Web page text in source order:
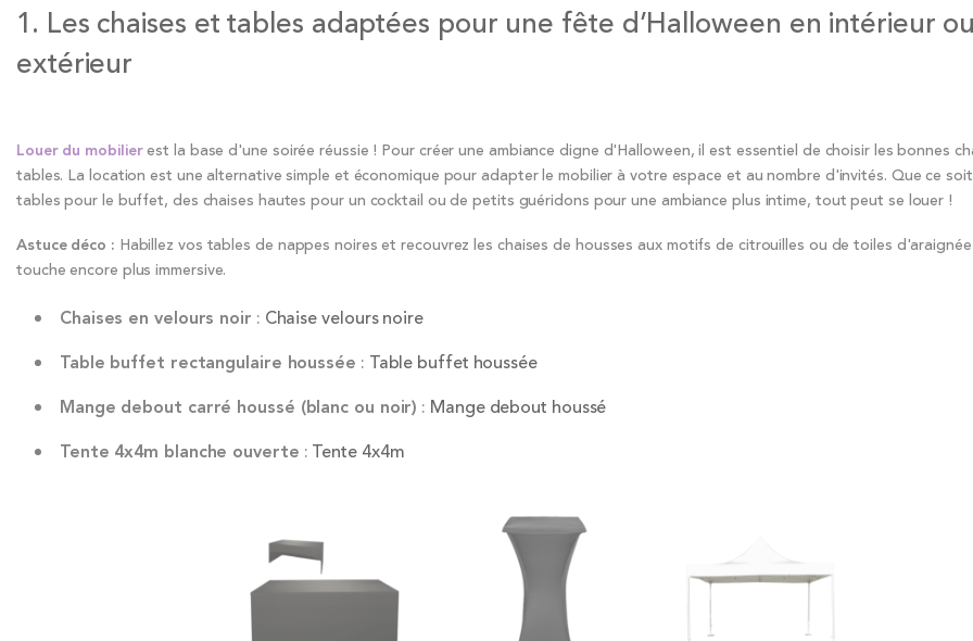
1. Les chaises et tables adaptées pour une fête d’Halloween en intérieur
extérieur
Louer du mobilierest la base d'une soirée réussie ! Pour créer une ambiance digne d'Halloween, il est essentiel de choisir les bonnes
tables. La location est une alternative simple et économique pour adapter le mobilier à votre espace et au nombre d'invités. Que ce
tables pour le buffet, des chaises hautes pour un cocktail ou de petits guéridons pour une ambiance plus intime, tout peut se louer !
Astuce déco : Habillez vos tables de nappes noires et recouvrez les chaises de housses aux motifs de citrouilles ou de toiles
touche encore plus immersive.
Chaises en velours noir : Chaise velours noire
Table buffet rectangulaire houssée : Table buffet houssée
Mange debout carré houssé (blanc ou noir) : Mange debout houssé
Tente 4x4m blanche ouverte : Tente 4x4m